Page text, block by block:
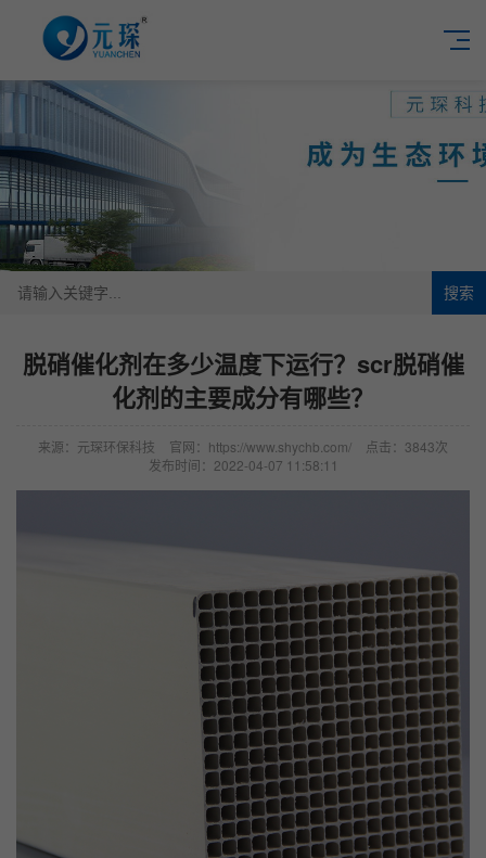
搜索
脱硝催化剂在多少温度下运行？scr脱硝催
化剂的主要成分有哪些？
来源：元琛环保科技 官网：https://www.shychb.com/
点击：3843次
发布时间：2022-04-07 11:58:11